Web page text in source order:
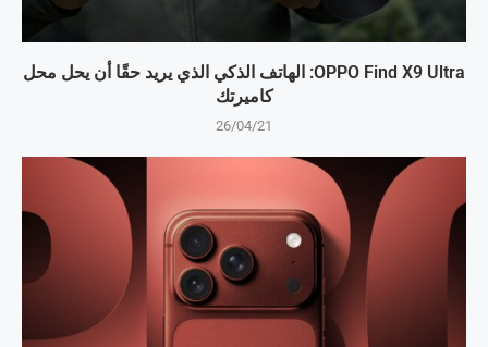
OPPO Find X9 Ultra: الهاتف الذكي الذي يريد حقًا أن يحل محل
كاميرتك
26/04/21